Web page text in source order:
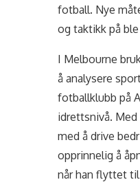
fotball. Nye
og taktikk på
I Melbourne
å analysere
fotballklubb på
idrettsnivå. Med
med å drive
opprinnelig å
når han flyttet